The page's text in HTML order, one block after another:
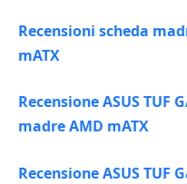
Recensioni scheda
mATX
Recensione ASUS TUF
madre AMD mATX
Recensione ASUS TUF